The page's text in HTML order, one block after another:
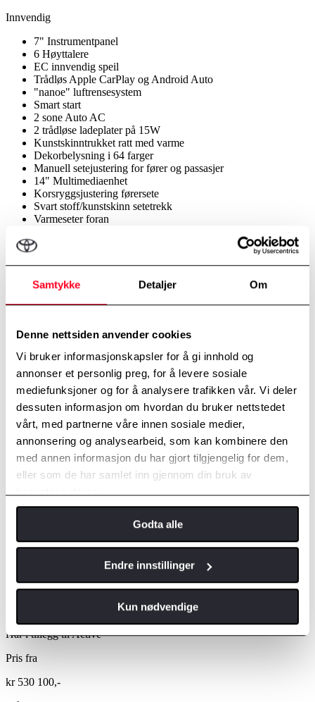
Samtykke Detaljer Om
Denne nettsiden anvender cookies
Vi bruker informasjonskapsler for å gi innhold og
annonser et personlig preg, for å levere sosiale
mediefunksjoner og for å analysere trafikken vår. Vi deler
dessuten informasjon om hvordan du bruker nettstedet
vårt, med partnerne våre innen sosiale medier,
annonsering og analysearbeid, som kan kombinere den
med annen informasjon du har gjort tilgjengelig for dem,
eller som de har samlet inn gjennom din bruk av
Godta alle
Endre innstillinger
Kun nødvendige
Innvendig
7" Instrumentpanel
6 Høyttalere
EC innvendig speil
Trådløs Apple CarPlay og Android Auto
"nanoe" luftrensesystem
Smart start
2 sone Auto AC
2 trådløse ladeplater på 15W
Kunstskinntrukket ratt med varme
Dekorbelysning i 64 farger
Manuell setejustering for fører og passasjer
14" Multimediaenhet
Korsryggsjustering førersete
Svart stoff/kunstskinn setetrekk
Varmeseter foran
12V kontakt konsoll foran
USB-C kontakt 1 foran og 2 bak
Stoff på armlene på dørtrekk
Elektriske vinduer foran og bak
40/60 delt baksete
Plate over bagasjerom
Festekroker i bagasjerom
Diverse
220V 1500W uttak bagasjerom
Type 2 ladekabel 7,5m
Ladekabelbag
Har i tillegg til Active
Pris fra
kr 530 100,-